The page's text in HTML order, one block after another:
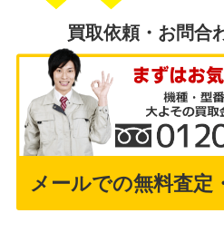
買取依頼・お問合
メールでの無料査定